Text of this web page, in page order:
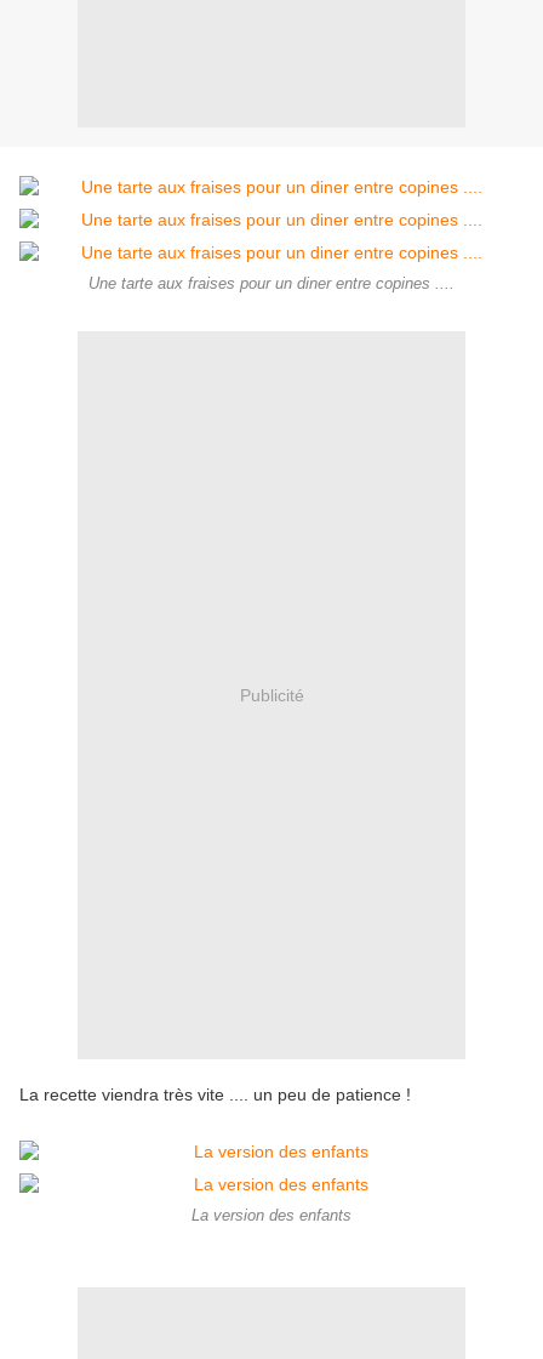
Une tarte aux fraises pour un diner entre copines ....
Publicité
La recette viendra très vite .... un peu de patience !
La version des enfants